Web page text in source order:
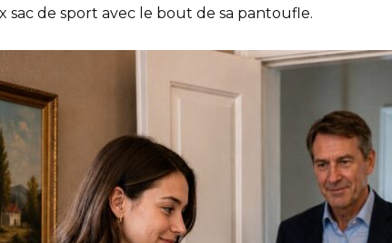
sac de sport avec le bout de sa pantoufle.